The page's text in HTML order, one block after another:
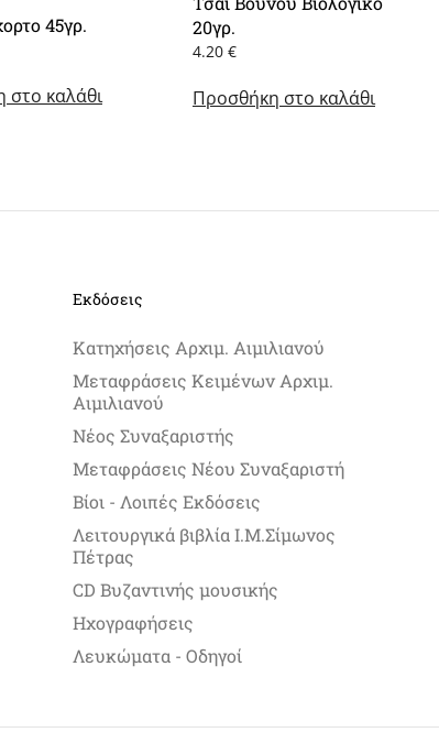
45γρ.
στο καλάθι
20γρ.
4.20 €
Προσθήκη στο καλάθι
Εκδόσεις
Κατηχήσεις Αρχιμ. Αιμιλιανού
Μεταφράσεις Κειμένων Αρχιμ.
Αιμιλιανού
Νέος Συναξαριστής
Μεταφράσεις Νέου Συναξαριστή
Βίοι - Λοιπές Εκδόσεις
Λειτουργικά βιβλία Ι.Μ.Σίμωνος
Πέτρας
CD Βυζαντινής μουσικής
Ηχογραφήσεις
Λευκώματα - Οδηγοί